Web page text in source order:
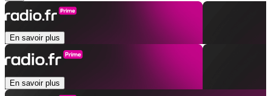
En savoir plus
En savoir plus